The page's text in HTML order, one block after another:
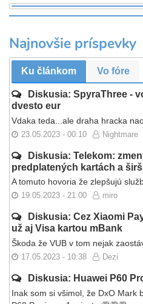
Najnovšie príspevky
Ku článkom Vo fóre
Diskusia: SpyraThree -
dvesto eur
Vdaka teda...ale draha hracka
23.05.2023 - 00:10 Nightmare
Diskusia: Telekom:
predplatených kartách a
A tomuto hovoria že zlepšujú
19.05.2023 - 21:00 miro
Diskusia: Cez Xiaomi
už aj Visa kartou mBank
Škoda že VUB v tom nejak
17.05.2023 - 10:38 Dezi
Diskusia: Huawei P60
Inak som si všimol, že DxO Mark